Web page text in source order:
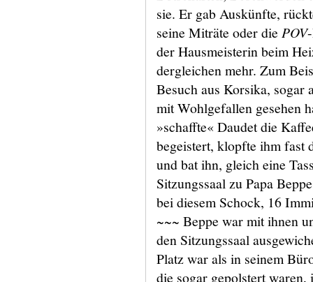
sie. Er gab Auskünfte,
seine Miträte oder die POV
der Hausmeisterin beim
dergleichen mehr. Zum
Besuch aus Korsika,
mit Wohlgefallen gesehen
»schaffte« Daudet die
begeistert, klopfte ihm fast
und bat ihn, gleich eine
Sitzungssaal zu Papa
bei diesem Schock, 16
~~~ Beppe war mit ihnen
den Sitzungssaal
Platz war als in seinem
die sogar gepolstert